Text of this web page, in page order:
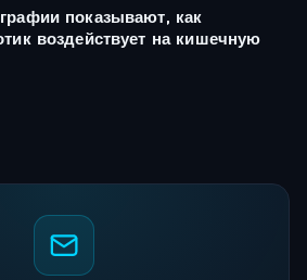
показывают, как
воздействует на кишечную